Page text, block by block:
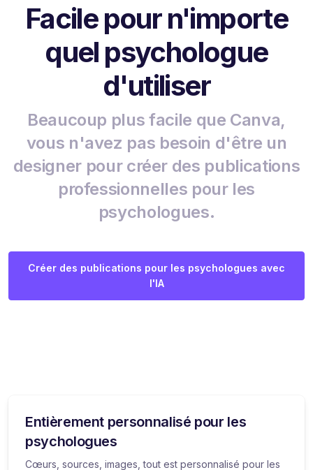
Facile pour n'importe
quel psychologue
d'utiliser
Beaucoup plus facile que Canva,
vous n'avez pas besoin d'être un
designer pour créer des publications
professionnelles pour les
psychologues.
Créer des publications pour les psychologues avec
l'IA
Entièrement personnalisé pour les
psychologues
Cœurs, sources, images, tout est personnalisé pour les